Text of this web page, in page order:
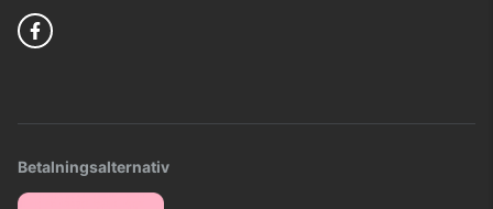
Betalningsalternativ